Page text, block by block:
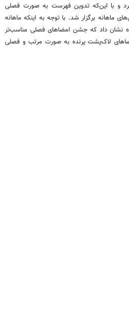
و با این‌که تدوین فهرست به صورت فصلی
ماهانه برگزار شد. با توجه به اینکه ماهانه
داد که جشن امضاهای فصلی مناسب‌تر
لاک‌پشت پرنده به صورت مرتب و فصلی